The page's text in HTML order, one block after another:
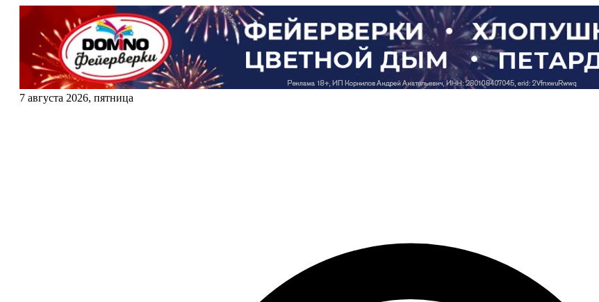
7 августа 2026, пятница